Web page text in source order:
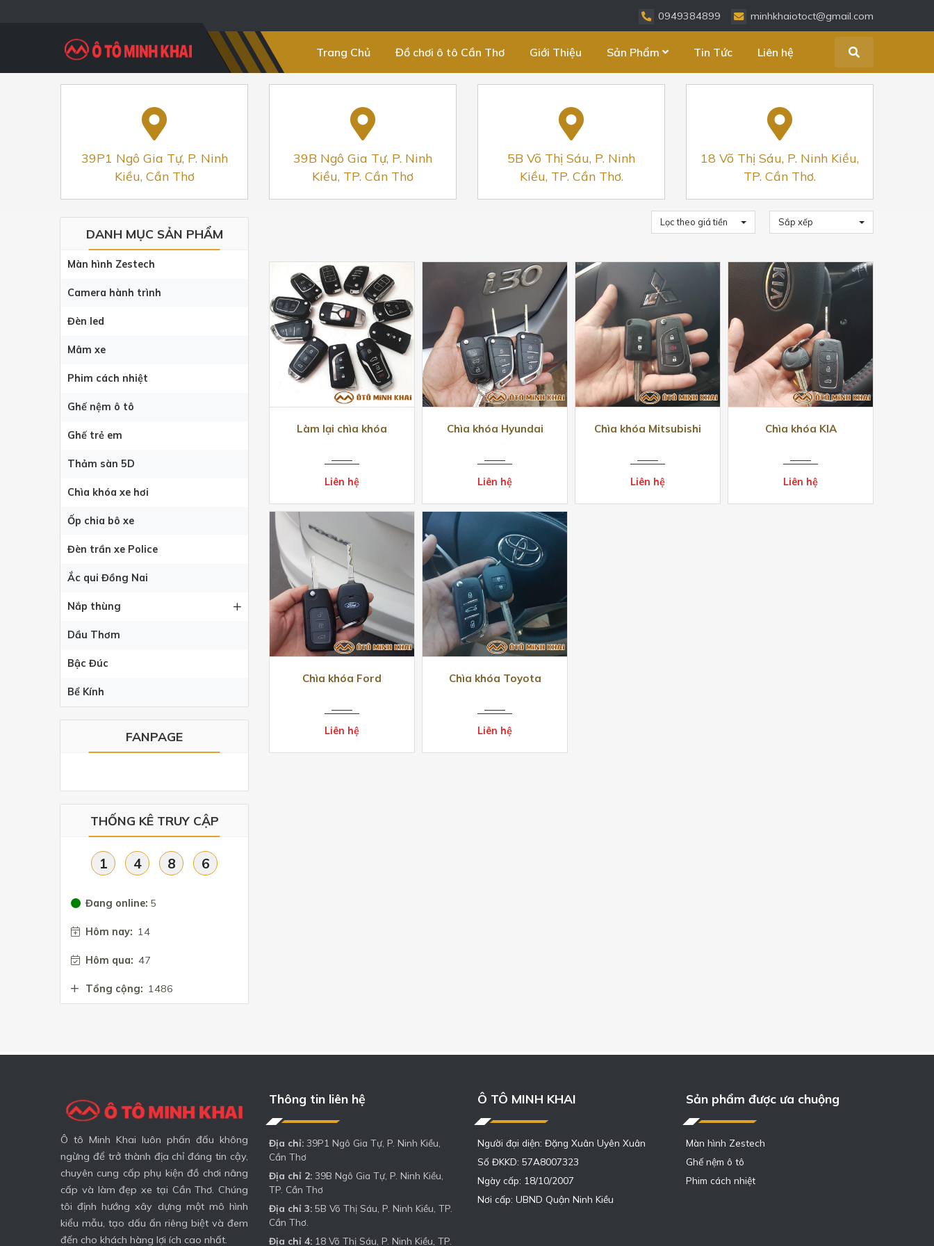
0949384899 minhkhaiotoct@gmail.com
Trang Chủ Đồ chơi ô tô Cần Thơ Giới Thiệu Sản Phẩm Tin Tức Liên hệ
39P1 Ngô Gia Tự, P. Ninh
Kiều, Cần Thơ
39B Ngô Gia Tự, P. Ninh
Kiều, TP. Cần Thơ
5B Võ Thị Sáu, P. Ninh
Kiều, TP. Cần Thơ.
18 Võ Thị Sáu, P. Ninh Kiều,
TP. Cần Thơ.
DANH MỤC SẢN PHẨM
Màn hình Zestech
Camera hành trình
Đèn led
Mâm xe
Phim cách nhiệt
Ghế nệm ô tô
Ghế trẻ em
Thảm sàn 5D
Chìa khóa xe hơi
Ốp chia bô xe
Đèn trần xe Police
Ắc qui Đồng Nai
Nắp thùng
Dầu Thơm
Bậc Đúc
Bể Kính
FANPAGE
THỐNG KÊ TRUY CẬP
1 4 8 6
Đang online: 5
Hôm nay: 14
Hôm qua: 47
Tổng cộng: 1486
Lọc theo giá tiền Sắp xếp
Làm lại chìa khóa
Liên hệ
Chìa khóa Hyundai
Liên hệ
Chìa khóa Mitsubishi
Liên hệ
Chìa khóa KIA
Liên hệ
Chìa khóa Ford
Liên hệ
Chìa khóa Toyota
Liên hệ
Ô tô Minh Khai luôn phấn đấu không
ngừng để trở thành địa chỉ đáng tin cậy,
chuyên cung cấp phụ kiện đồ chơi nâng
cấp và làm đẹp xe tại Cần Thơ. Chúng
tôi định hướng xây dựng một mô hình
kiểu mẫu, tạo dấu ấn riêng biệt và đem
đến cho khách hàng lợi ích cao nhất.
Thông tin liên hệ
Địa chỉ: 39P1 Ngô Gia Tự, P. Ninh Kiều,
Cần Thơ
Địa chỉ 2: 39B Ngô Gia Tự, P. Ninh Kiều,
TP. Cần Thơ
Địa chỉ 3: 5B Võ Thị Sáu, P. Ninh Kiều, TP.
Cần Thơ.
Địa chỉ 4: 18 Võ Thị Sáu, P. Ninh Kiều, TP.
Ô TÔ MINH KHAI
Người đại diện: Đặng Xuân Uyên Xuân
Số ĐKKD: 57A8007323
Ngày cấp: 18/10/2007
Nơi cấp: UBND Quận Ninh Kiều
Sản phẩm được ưa chuộng
Màn hình Zestech
Ghế nệm ô tô
Phim cách nhiệt